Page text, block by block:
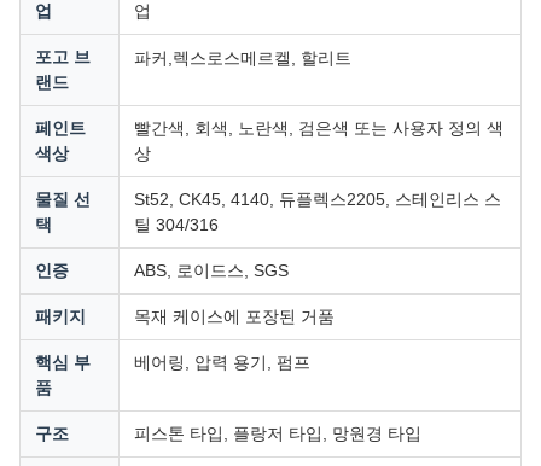
업 업
포고 브
랜드
파커, 렉스로스메르켈, 할리트
페인트
색상
빨간색, 회색, 노란색, 검은색 또는 사용자 정의 색
상
물질 선
택
St52, CK45, 4140, 듀플렉스2205, 스테인리스 스
틸 304/316
인증 ABS, 로이드스, SGS
패키지 목재 케이스에 포장된 거품
핵심 부
품
베어링, 압력 용기, 펌프
구조 피스톤 타입, 플랑저 타입, 망원경 타입